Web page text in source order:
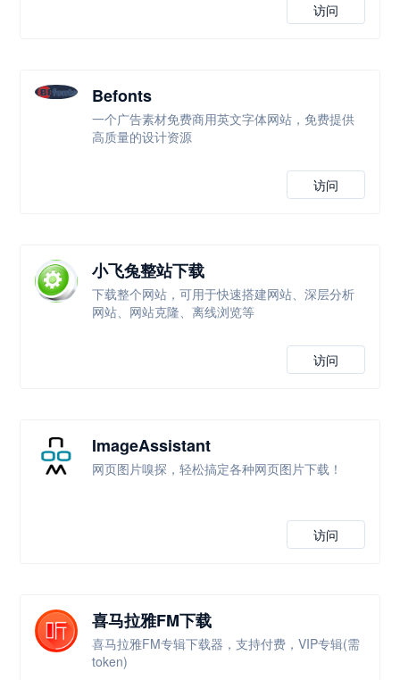
访问
Befonts
一个广告素材免费商用英文字体网站，免费提供
高质量的设计资源
访问
小飞兔整站下载
下载整个网站，可用于快速搭建网站、深层分析
网站、网站克隆、离线浏览等
访问
ImageAssistant
网页图片嗅探，轻松搞定各种网页图片下载！
访问
喜马拉雅FM下载
喜马拉雅FM专辑下载器，支持付费，VIP专辑(需
token)